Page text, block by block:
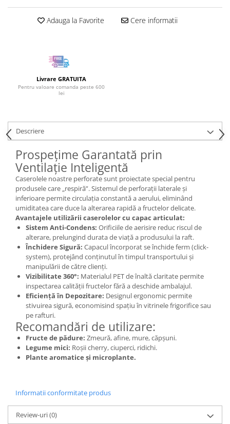
Adauga la Favorite Cere informatii
Livrare GRATUITA
Pentru valoare comanda peste 600
lei
Descriere
Prospețime Garantată prin
Ventilație Inteligentă
Caserolele noastre perforate sunt proiectate special pentru
produsele care „respiră”. Sistemul de perforații laterale și
inferioare permite circulația constantă a aerului, eliminând
umiditatea care duce la alterarea rapidă a fructelor delicate.
Avantajele utilizării caserolelor cu capac articulat:
Sistem Anti-Condens: Orificiile de aerisire reduc riscul de
alterare, prelungind durata de viață a produsului la raft.
Închidere Sigură: Capacul încorporat se închide ferm (click-
system), protejând conținutul în timpul transportului și
manipulării de către clienți.
Vizibilitate 360°: Materialul PET de înaltă claritate permite
inspectarea calității fructelor fără a deschide ambalajul.
Eficiență în Depozitare: Designul ergonomic permite
stivuirea sigură, economisind spațiu în vitrinele frigorifice sau
pe rafturi.
Recomandări de utilizare:
Fructe de pădure: Zmeură, afine, mure, căpșuni.
Legume mici: Roșii cherry, ciuperci, ridichi.
Plante aromatice și microplante.
Informatii conformitate produs
Review-uri(0)